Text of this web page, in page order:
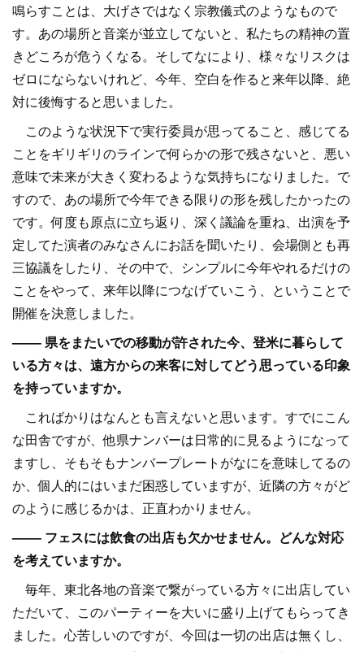
鳴らすことは、大げさではなく宗教儀式のようなもので
す。あの場所と音楽が並立してないと、私たちの精神の置
きどころが危うくなる。そしてなにより、様々なリスクは
ゼロにならないけれど、今年、空白を作ると来年以降、絶
対に後悔すると思いました。
このような状況下で実行委員が思ってること、感じてる
ことをギリギリのラインで何らかの形で残さないと、悪い
意味で未来が大きく変わるような気持ちになりました。で
すので、あの場所で今年できる限りの形を残したかったの
です。何度も原点に立ち返り、深く議論を重ね、出演を予
定してた演者のみなさんにお話を聞いたり、会場側とも再
三協議をしたり、その中で、シンプルに今年やれるだけの
ことをやって、来年以降につなげていこう、ということで
開催を決意しました。
–––– 県をまたいでの移動が許された今、登米に暮らして
いる方々は、遠方からの来客に対してどう思っている印象
を持っていますか。
こればかりはなんとも言えないと思います。すでにこん
な田舎ですが、他県ナンバーは日常的に見るようになって
ますし、そもそもナンバープレートがなにを意味してるの
か、個人的にはいまだ困惑していますが、近隣の方々がど
のように感じるかは、正直わかりません。
–––– フェスには飲食の出店も欠かせません。どんな対応
を考えていますか。
毎年、東北各地の音楽で繋がっている方々に出店してい
ただいて、このパーティーを大いに盛り上げてもらってき
ました。心苦しいのですが、今回は一切の出店は無くし、